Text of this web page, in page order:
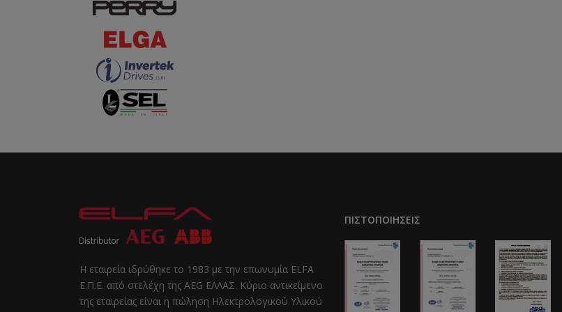
Η εταιρεία ιδρύθηκε το 1983 με την επωνυμία ELFA
Ε.Π.Ε. από στελέχη της AEG ΕΛΛΑΣ. Κύριο αντικείμενο
της εταιρείας είναι η πώληση Ηλεκτρολογικού Υλικού
ΠΙΣΤΟΠΟΙΉΣΕΙΣ